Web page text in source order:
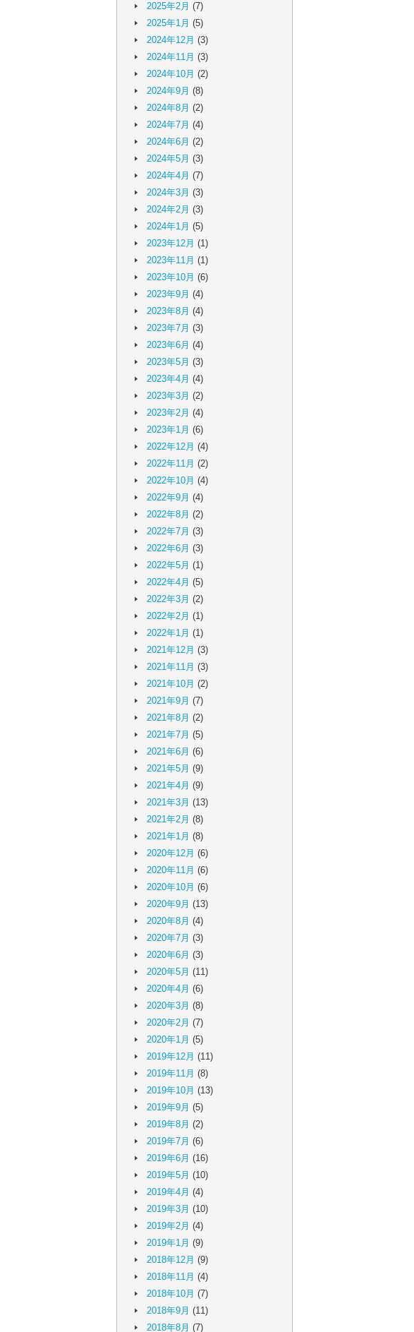
2025年2月 (7)
2025年1月 (5)
2024年12月 (3)
2024年11月 (3)
2024年10月 (2)
2024年9月 (8)
2024年8月 (2)
2024年7月 (4)
2024年6月 (2)
2024年5月 (3)
2024年4月 (7)
2024年3月 (3)
2024年2月 (3)
2024年1月 (5)
2023年12月 (1)
2023年11月 (1)
2023年10月 (6)
2023年9月 (4)
2023年8月 (4)
2023年7月 (3)
2023年6月 (4)
2023年5月 (3)
2023年4月 (4)
2023年3月 (2)
2023年2月 (4)
2023年1月 (6)
2022年12月 (4)
2022年11月 (2)
2022年10月 (4)
2022年9月 (4)
2022年8月 (2)
2022年7月 (3)
2022年6月 (3)
2022年5月 (1)
2022年4月 (5)
2022年3月 (2)
2022年2月 (1)
2022年1月 (1)
2021年12月 (3)
2021年11月 (3)
2021年10月 (2)
2021年9月 (7)
2021年8月 (2)
2021年7月 (5)
2021年6月 (6)
2021年5月 (9)
2021年4月 (9)
2021年3月 (13)
2021年2月 (8)
2021年1月 (8)
2020年12月 (6)
2020年11月 (6)
2020年10月 (6)
2020年9月 (13)
2020年8月 (4)
2020年7月 (3)
2020年6月 (3)
2020年5月 (11)
2020年4月 (6)
2020年3月 (8)
2020年2月 (7)
2020年1月 (5)
2019年12月 (11)
2019年11月 (8)
2019年10月 (13)
2019年9月 (5)
2019年8月 (2)
2019年7月 (6)
2019年6月 (16)
2019年5月 (10)
2019年4月 (4)
2019年3月 (10)
2019年2月 (4)
2019年1月 (9)
2018年12月 (9)
2018年11月 (4)
2018年10月 (7)
2018年9月 (11)
2018年8月 (7)